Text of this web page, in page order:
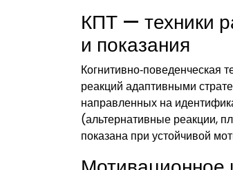
КПТ — техники
и показания
Когнитивно‑поведенческая
реакций адаптивными
направленных на
(альтернативные реакции,
показана при устойчивой